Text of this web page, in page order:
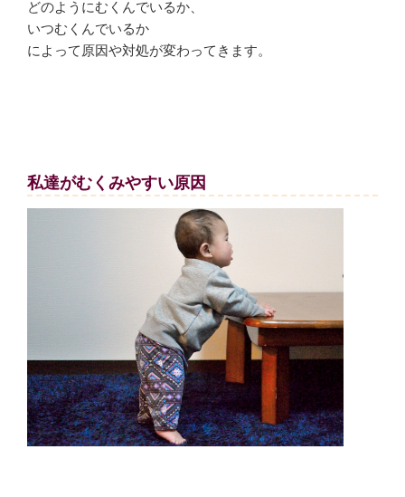
どのようにむくんでいるか、
いつむくんでいるか
によって原因や対処が変わってきます。
私達がむくみやすい原因